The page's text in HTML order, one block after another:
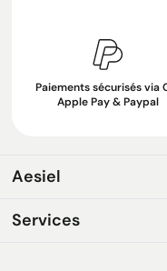
Paiements sécurisés via
Apple Pay & Paypal
Aesiel
Services